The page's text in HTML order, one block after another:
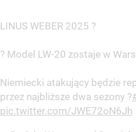
LINUS WEBER 2025 ?
? Model LW-20 zostaje w
Niemiecki atakujący będzie
przez najbliższe dwa sezony ?
pic.twitter.com/JWE72oN6Jh